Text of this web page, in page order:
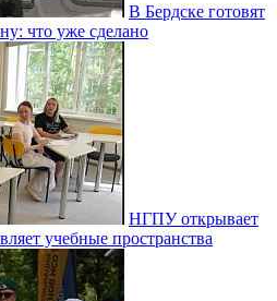
В Бердске готовят
что уже сделано
НГПУ открывает
учебные пространства